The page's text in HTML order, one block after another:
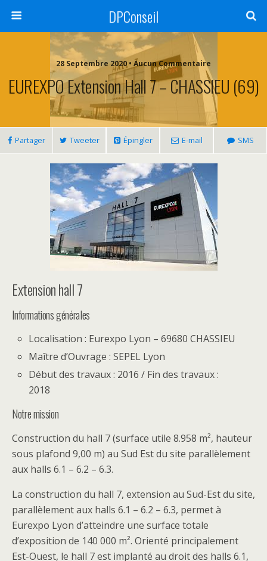
DPConseil
28 Septembre 2020 • Aucun Commentaire
EUREXPO Extension Hall 7 – CHASSIEU (69)
Partager Tweeter Épingler E-mail SMS
Extension hall 7
Informations générales
Localisation : Eurexpo Lyon – 69680 CHASSIEU
Maître d’Ouvrage : SEPEL Lyon
Début des travaux : 2016 / Fin des travaux :
2018
Notre mission
Construction du hall 7 (surface utile 8.958 m², hauteur
sous plafond 9,00 m) au Sud Est du site parallèlement
aux halls 6.1 – 6.2 – 6.3.
La construction du hall 7, extension au Sud-Est du site,
parallèlement aux halls 6.1 – 6.2 – 6.3, permet à
Eurexpo Lyon d’atteindre une surface totale
d’exposition de 140 000 m². Orienté principalement
Est-Ouest, le hall 7 est implanté au droit des halls 6.1,